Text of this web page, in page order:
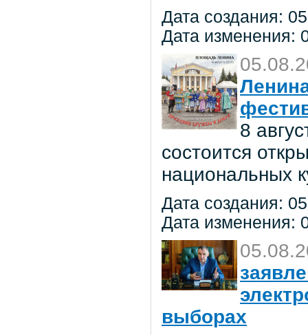
Дата создания:
Дата изменения:
8
состоится
национальных
Дата создания:
Дата изменения:
выборах